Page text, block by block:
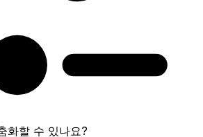
화할 수 있나요?